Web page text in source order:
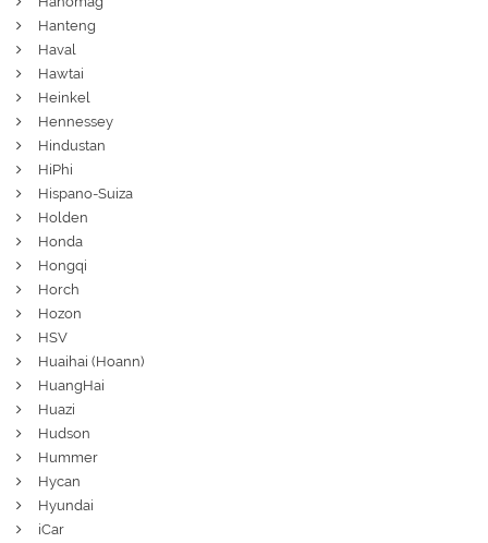
Hanteng
Haval
Hawtai
Heinkel
Hennessey
Hindustan
HiPhi
Hispano-Suiza
Holden
Honda
Hongqi
Horch
Hozon
HSV
Huaihai (Hoann)
HuangHai
Huazi
Hudson
Hummer
Hycan
Hyundai
iCar